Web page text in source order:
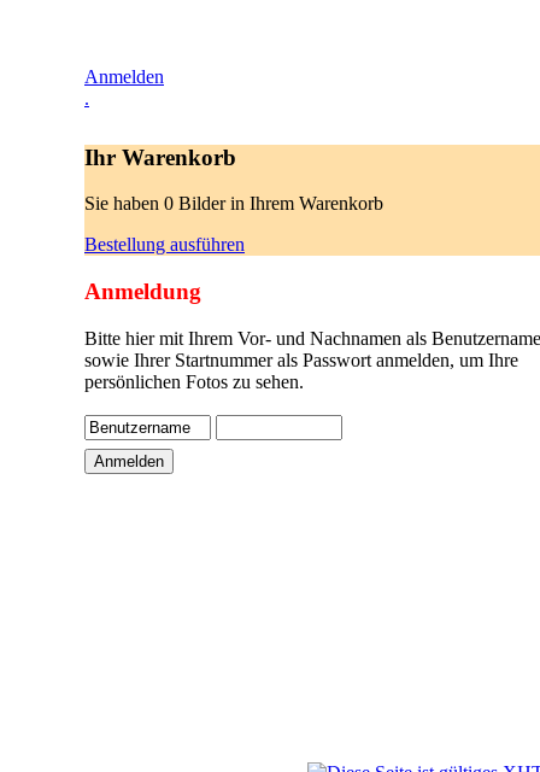
Anmelden
.
Ihr Warenkorb
Sie haben 0 Bilder in Ihrem Warenkorb
Bestellung ausführen
Anmeldung
Bitte hier mit Ihrem Vor- und Nachnamen als
sowie Ihrer Startnummer als Passwort anmelden, um Ihre
persönlichen Fotos zu sehen.